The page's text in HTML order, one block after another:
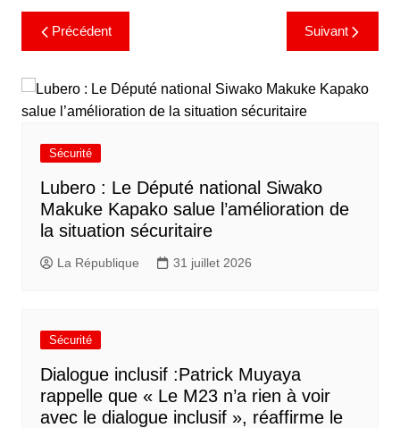
Précédent Suivant
Sécurité
Lubero : Le Député national Siwako
Makuke Kapako salue l’amélioration de
la situation sécuritaire
La République 31 juillet 2026
Sécurité
Dialogue inclusif :Patrick Muyaya
rappelle que « Le M23 n’a rien à voir
avec le dialogue inclusif », réaffirme le